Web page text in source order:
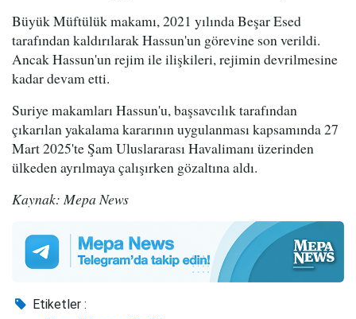
Büyük Müftülük makamı, 2021 yılında Beşar Esed
tarafından kaldırılarak Hassun'un görevine son verildi.
Ancak Hassun'un rejim ile ilişkileri, rejimin devrilmesine
kadar devam etti.
Suriye makamları Hassun'u, başsavcılık tarafından
çıkarılan yakalama kararının uygulanması kapsamında 27
Mart 2025'te Şam Uluslararası Havalimanı üzerinden
ülkeden ayrılmaya çalışırken gözaltına aldı.
Kaynak: Mepa News
Etiketler :